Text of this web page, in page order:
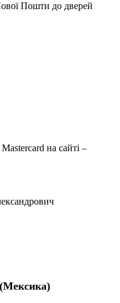
Пошти до дверей
на сайті –
(Мексика)